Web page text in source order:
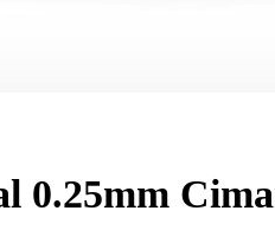
0.25mm